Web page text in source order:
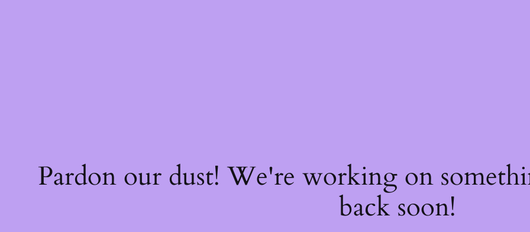
Pardon our dust! We're working on
back soon!